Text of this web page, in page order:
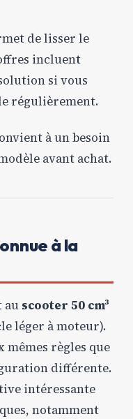
de lisser le
incluent
si vous
régulièrement.
à un besoin
avant achat.
à la
au scooter 50 cm³
léger à moteur).
mêmes règles que
différente.
intéressante
notamment